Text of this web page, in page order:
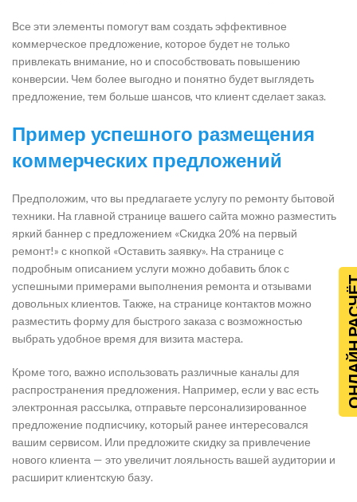
Все эти элементы помогут вам создать эффективное
коммерческое предложение, которое будет не только
привлекать внимание, но и способствовать повышению
конверсии. Чем более выгодно и понятно будет выглядеть
предложение, тем больше шансов, что клиент сделает заказ.
Пример успешного размещения
коммерческих предложений
Предположим, что вы предлагаете услугу по ремонту бытовой
техники. На главной странице вашего сайта можно разместить
яркий баннер с предложением «Скидка 20% на первый
ремонт!» с кнопкой «Оставить заявку». На странице с
подробным описанием услуги можно добавить блок с
успешными примерами выполнения ремонта и отзывами
довольных клиентов. Также, на странице контактов можно
разместить форму для быстрого заказа с возможностью
выбрать удобное время для визита мастера.
Кроме того, важно использовать различные каналы для
распространения предложения. Например, если у вас есть
электронная рассылка, отправьте персонализированное
предложение подписчику, который ранее интересовался
вашим сервисом. Или предложите скидку за привлечение
нового клиента — это увеличит лояльность вашей аудитории и
расширит клиентскую базу.